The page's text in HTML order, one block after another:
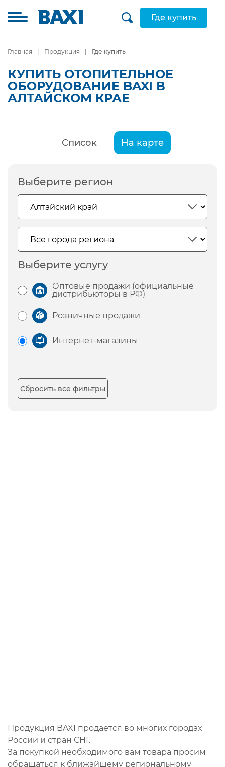
Где купить
Главная Продукция Где купить
КУПИТЬ ОТОПИТЕЛЬНОЕ
ОБОРУДОВАНИЕ BAXI В
АЛТАЙСКОМ КРАЕ
Список На карте
Выберите регион
Выберите услугу
Оптовые продажи (официальные
дистрибьюторы в РФ)
Розничные продажи
Интернет-магазины
Сбросить все фильтры
Продукция BAXI продается во многих городах
России и стран СНГ.
За покупкой необходимого вам товара просим
обращаться к ближайшему региональному